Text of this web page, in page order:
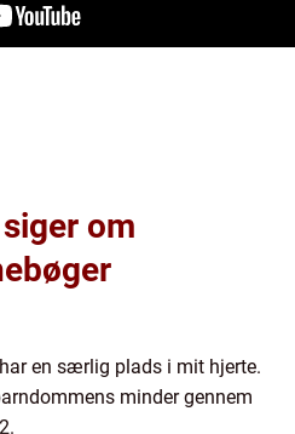
om
en særlig plads i mit hjerte.
minder gennem